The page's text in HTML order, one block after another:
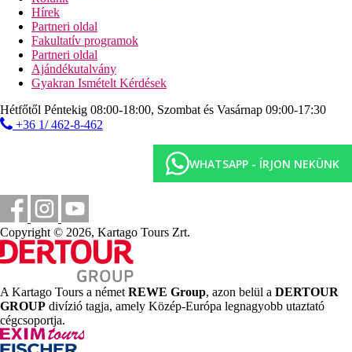
Sport és szórakozás térítés ellenében
thalasso-központ
masszázs, szauna
gőzfürdő
pezsgőfürdő
teniszpálya
golfpálya a közelben
vízi sportok a strandon
All Inclusive: minden étkezés büférendszerben. Helyi
alkoholos és alkoholmentes italok 10:00 és 24:00 óra
között, snack-ételek, kávé, tea. Az All Inclusive előre
meghatározott bárokban vehető igénybe. Az All Inclusive
szállodák szolgáltatásai bizonyos részletekben
szállodánként eltérhetnek. A vacsoránál alkalomhoz illő
viselet ajánlott (férfiaknak hosszúnadrág).
Szálláshely besorolás
Az adott ország hivatalos besorolása: 5*.
Hotelstars Union rendszere szerinti minősítés: 4+*.
Távolságok
Hírek
Partneri oldal
Fakultatív programok
Partneri oldal
Ajándékutalvány
Gyakran Ismételt Kérdések
Hétfőtől Péntekig 08:00-18:00, Szombat és Vasárnap 09:00-17:30
+36 1/ 462-8-462
WHATSAPP - ÍRJON NEKÜNK
Copyright © 2026, Kartago Tours Zrt.
A Kartago Tours a német REWE Group, azon belül a DERTOUR
GROUP divízió tagja, amely Közép-Európa legnagyobb utaztató
cégcsoportja.